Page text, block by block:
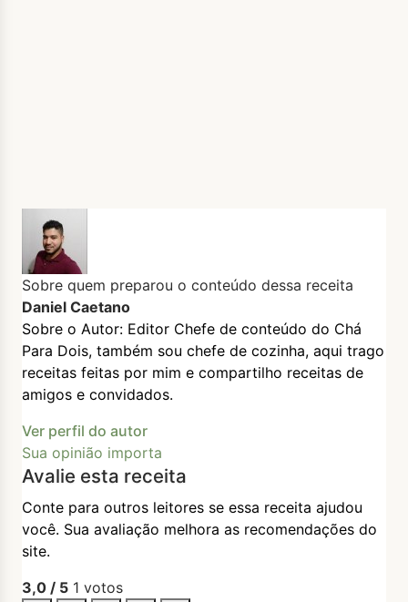
Sobre quem preparou o conteúdo dessa receita
Daniel Caetano
Sobre o Autor: Editor Chefe de conteúdo do Chá
Para Dois, também sou chefe de cozinha, aqui trago
receitas feitas por mim e compartilho receitas de
amigos e convidados.
Ver perfil do autor
Sua opinião importa
Avalie esta receita
Conte para outros leitores se essa receita ajudou
você. Sua avaliação melhora as recomendações do
site.
3,0 / 5 1 votos